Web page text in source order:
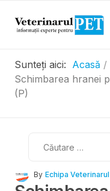
Sunteți aici: Acasă
Schimbarea hranei
(P)
By Echipa